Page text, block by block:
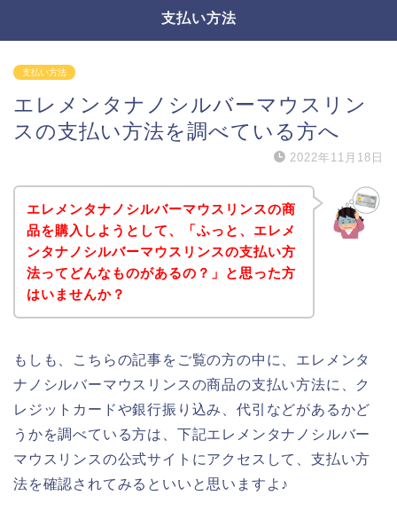
支払い方法
支払い方法
エレメンタナノシルバーマウスリン
スの支払い方法を調べている方へ
2022年11月18日
エレメンタナノシルバーマウスリンスの商
品を購入しようとして、「ふっと、エレメ
ンタナノシルバーマウスリンスの支払い方
法ってどんなものがあるの？」と思った方
はいませんか？
もしも、こちらの記事をご覧の方の中に、エレメンタ
ナノシルバーマウスリンスの商品の支払い方法に、ク
レジットカードや銀行振り込み、代引などがあるかど
うかを調べている方は、下記エレメンタナノシルバー
マウスリンスの公式サイトにアクセスして、支払い方
法を確認されてみるといいと思いますよ♪